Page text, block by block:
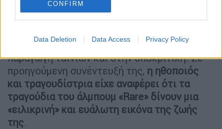
CONFIRM
Data Deletion Data Access Privacy Policy
«Θέλω να κάνω μία τελευταία προσπάθεια
προτού αποχωρήσω από τη μουσική»
διευκρίνισε ότι θέλει να επικεντρωθεί στην
παραγωγή ταινιών και στην υποκριτική. Σε
προηγούμενη συνέντευξή της, η ηθοποιός
και τραγουδίστρια είχε αναφέρει ότι τα
τραγούδια του άλμπουμ «Rare» δίνουν μια
«ειλικρινή» και ευάλωτη εικόνα της ζωής
της.